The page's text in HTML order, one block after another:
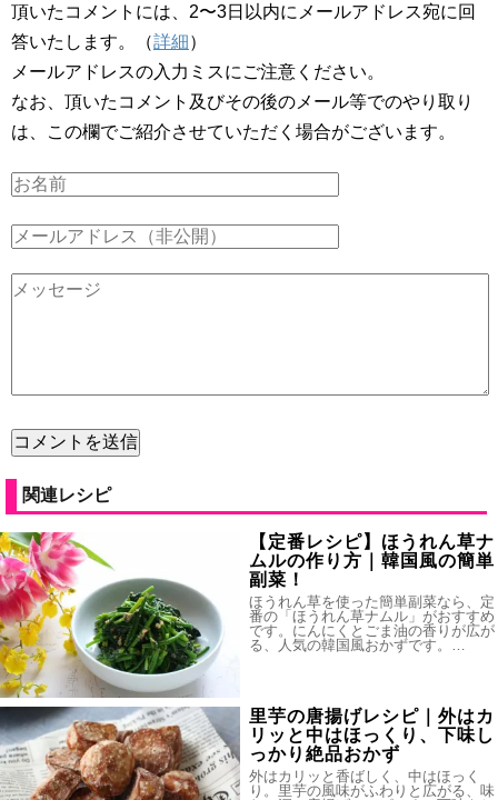
頂いたコメントには、2〜3日以内にメールアドレス宛に回
答いたします。（詳細）
メールアドレスの入力ミスにご注意ください。
なお、頂いたコメント及びその後のメール等でのやり取り
は、この欄でご紹介させていただく場合がございます。
関連レシピ
【定番レシピ】ほうれん草ナ
ムルの作り方｜韓国風の簡単
副菜！
ほうれん草を使った簡単副菜なら、定
番の「ほうれん草ナムル」がおすすめ
です。にんにくとごま油の香りが広が
る、人気の韓国風おかずです。…
里芋の唐揚げレシピ｜外はカ
リッと中はほっくり、下味し
っかり絶品おかず
外はカリッと香ばしく、中はほっく
り。里芋の風味がふわりと広がる、味